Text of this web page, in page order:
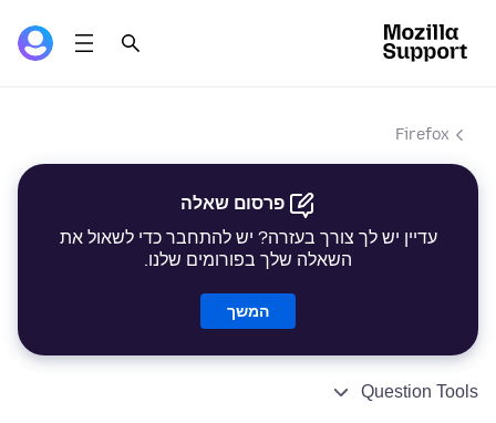
Firefox
פרסום שאלה
עדיין יש לך צורך בעזרה? יש להתחבר כדי לשאול את
השאלה שלך בפורומים שלנו.
המשך
Question Tools